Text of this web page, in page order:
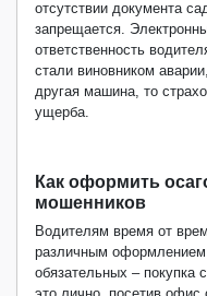
отсутствии документа
запрещается.
ответственность
стали виновником
другая машина, то
ущерба.
Как оформить
мошенников
Водителям время от
различным
обязательных – покупка